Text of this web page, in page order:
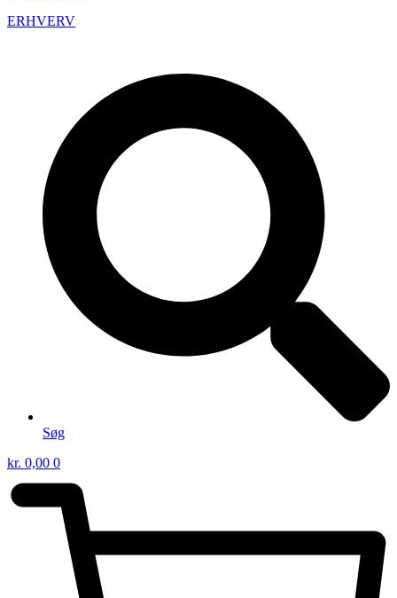
ERHVERV
Søg
kr. 0,00 0